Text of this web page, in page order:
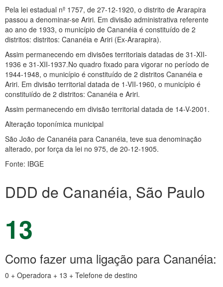
Pela lei estadual nº 1757, de 27-12-1920, o distrito de Ararapira
passou a denominar-se Ariri. Em divisão administrativa referente
ao ano de 1933, o município de Cananéia é constituído de 2
distritos: distritos: Cananéia e Ariri (Ex-Ararapira).
Assim permanecendo em divisões territoriais datadas de 31-XII-
1936 e 31-XII-1937.No quadro fixado para vigorar no período de
1944-1948, o município é constituído de 2 distritos Cananéia e
Ariri. Em divisão territorial datada de 1-VII-1960, o município é
constituiído de 2 distritos: Cananéia e Ariri.
Assim permanecendo em divisão territorial datada de 14-V-2001.
Alteração toponímica municipal
São João de Cananéia para Cananéia, teve sua denominação
alterado, por força da lei no 975, de 20-12-1905.
Fonte: IBGE
DDD de Cananéia, São Paulo
13
Como fazer uma ligação para Cananéia:
0 + Operadora + 13 + Telefone de destino